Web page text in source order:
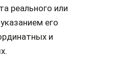
реального или
его
и